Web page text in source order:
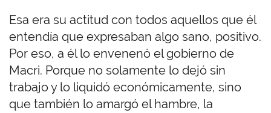
Esa era su actitud con todos aquellos que él
entendía que expresaban algo sano, positivo.
Por eso, a él lo envenenó el gobierno de
Macri. Porque no solamente lo dejó sin
trabajo y lo liquidó económicamente, sino
que también lo amargó el hambre, la